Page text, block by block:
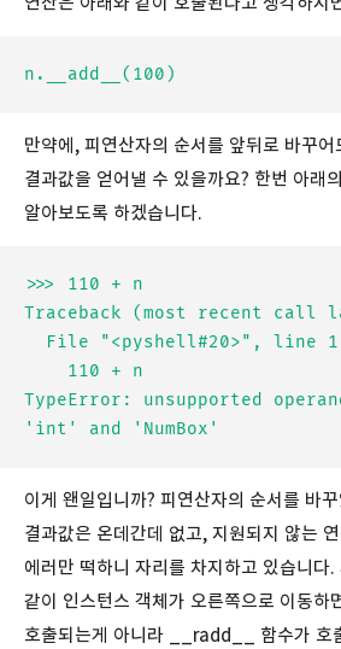
만약에, 피연산자의 순서를 앞뒤로 바꾸
결과값을 얻어낼 수 있을까요? 한번 아래
알아보도록 하겠습니다.
>>> 110 + n
Traceback (most recent call
TypeError: unsupported
이게 왠일입니까? 피연산자의 순서를 바
결과값은 온데간데 없고, 지원되지 않는
에러만 떡하니 자리를 차지하고 있습니다
같이 인스턴스 객체가 오른쪽으로 이동
호출되는게 아니라 __radd__ 함수가 호